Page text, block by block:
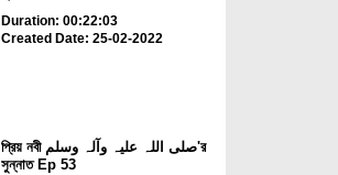
Duration: 00:22:03
Created Date: 25-02-2022
প্রিয় নবী صلی اللہ علیہ وآلہ وسلم'র
সুন্নাত Ep 53